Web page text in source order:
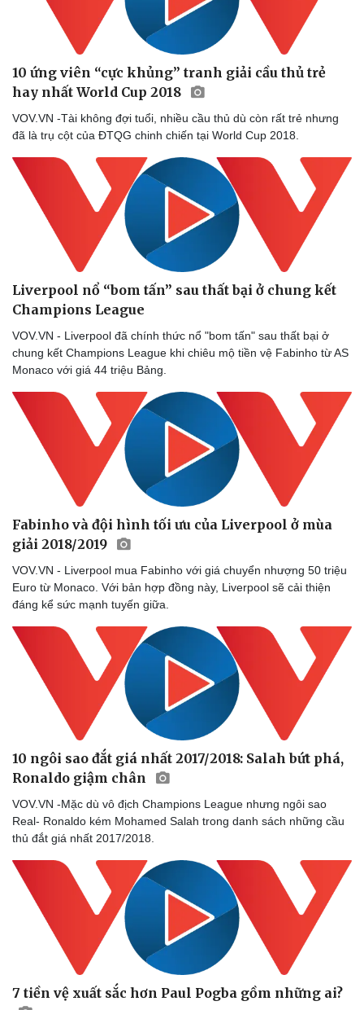
Doanh nghiệp
Thông tin doanh nghiệp
Doanh nghiệp 24h
Doanh nhân
Vì cộng đồng
Công nghệ
Sành điệu
Tin Công nghệ
Trải nghiệm
Chuyển đổi số
Sức khỏe
Dinh dưỡng - món ngon
Sản phụ khoa
Nhi khoa
Đời sống
Nhà đẹp
Blog
Tình yêu - Gia đình
10 ứng viên “cực khủng” tranh giải cầu thủ trẻ
hay nhất World Cup 2018
VOV.VN -Tài không đợi tuổi, nhiều cầu thủ dù còn rất trẻ nhưng
đã là trụ cột của ĐTQG chinh chiến tại World Cup 2018.
Liverpool nổ “bom tấn” sau thất bại ở chung kết
Champions League
VOV.VN - Liverpool đã chính thức nổ "bom tấn" sau thất bại ở
chung kết Champions League khi chiêu mộ tiền vệ Fabinho từ AS
Monaco với giá 44 triệu Bảng.
Fabinho và đội hình tối ưu của Liverpool ở mùa
giải 2018/2019
VOV.VN - Liverpool mua Fabinho với giá chuyển nhượng 50 triệu
Euro từ Monaco. Với bản hợp đồng này, Liverpool sẽ cải thiện
đáng kể sức mạnh tuyến giữa.
10 ngôi sao đắt giá nhất 2017/2018: Salah bứt phá,
Ronaldo giậm chân
VOV.VN -Mặc dù vô địch Champions League nhưng ngôi sao
Real- Ronaldo kém Mohamed Salah trong danh sách những cầu
thủ đắt giá nhất 2017/2018.
7 tiền vệ xuất sắc hơn Paul Pogba gồm những ai?